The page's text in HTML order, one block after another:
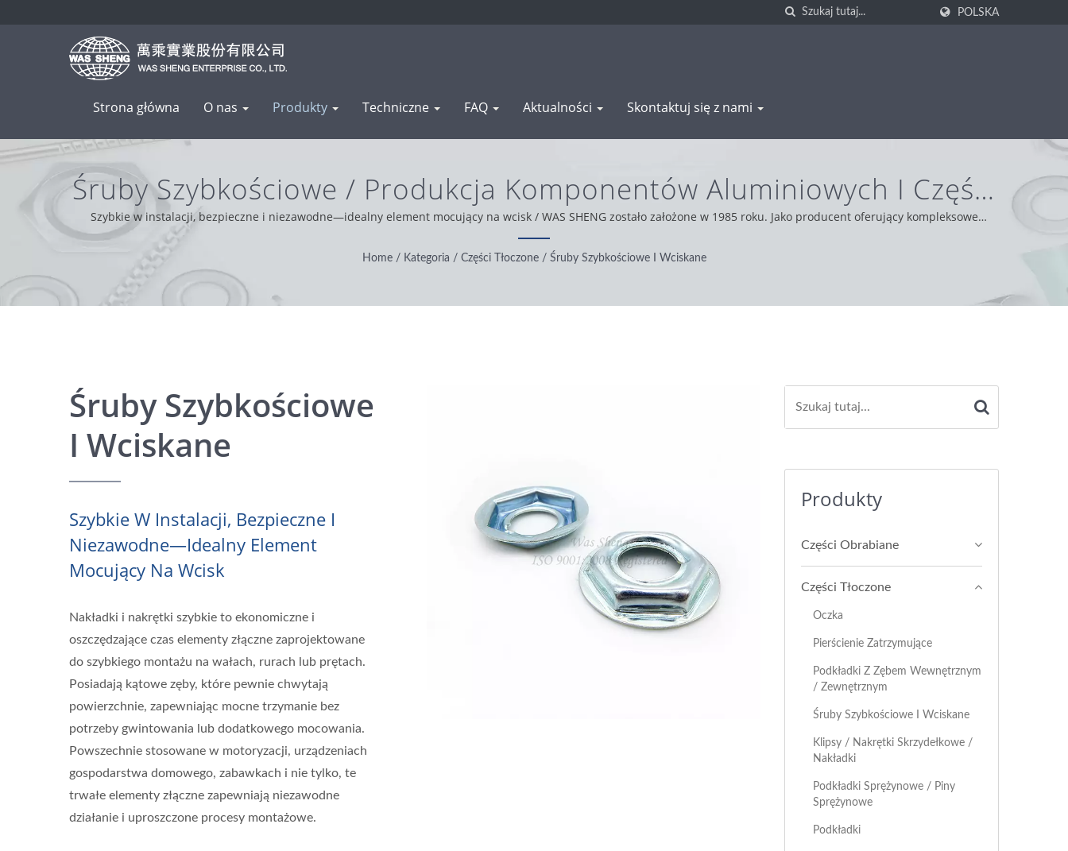
POLSKA
Strona główna O nas Produkty Techniczne FAQ Aktualności Skontaktuj się z nami
Śruby Szybkościowe / Produkcja Komponentów Aluminiowych I Części
Obrabianych | WAS SHENG
Szybkie w instalacji, bezpieczne i niezawodne—idealny element mocujący na wcisk / WAS SHENG zostało założone w 1985 roku. Jako producent oferujący kompleksowe
rozwiązania, naszą główną wartością jest profesjonalizm, wygoda i rozwiązywanie problemów. Działamy zgodnie z zasadami uczciwości, pragmatyzmu i niezawodności,
zapewniając naszym klientom z całego świata najlepszą obsługę i produkty.
Home / Kategoria / Części Tłoczone / Śruby Szybkościowe I Wciskane
Śruby Szybkościowe
I Wciskane
Szybkie W Instalacji, Bezpieczne I
Niezawodne—Idealny Element
Mocujący Na Wcisk
Nakładki i nakrętki szybkie to ekonomiczne i
oszczędzające czas elementy złączne zaprojektowane
do szybkiego montażu na wałach, rurach lub prętach.
Posiadają kątowe zęby, które pewnie chwytają
powierzchnie, zapewniając mocne trzymanie bez
potrzeby gwintowania lub dodatkowego mocowania.
Powszechnie stosowane w motoryzacji, urządzeniach
gospodarstwa domowego, zabawkach i nie tylko, te
trwałe elementy złączne zapewniają niezawodne
działanie i uproszczone procesy montażowe.
Produkty
Części Obrabiane
Części Tłoczone
Oczka
Pierścienie Zatrzymujące
Podkładki Z Zębem Wewnętrznym
/ Zewnętrznym
Śruby Szybkościowe I Wciskane
Klipsy / Nakrętki Skrzydełkowe /
Nakładki
Podkładki Sprężynowe / Piny
Sprężynowe
Podkładki